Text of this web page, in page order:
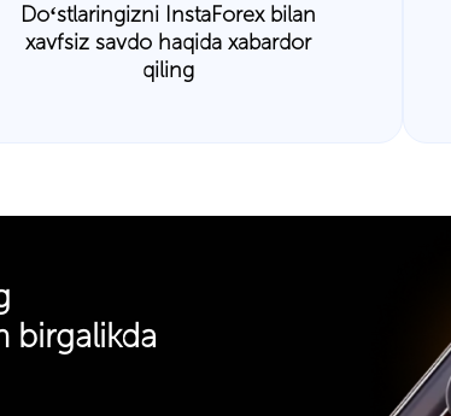
Doʻstlaringizni InstaForex bilan
xavfsiz savdo haqida xabardor
qiling
birgalikda